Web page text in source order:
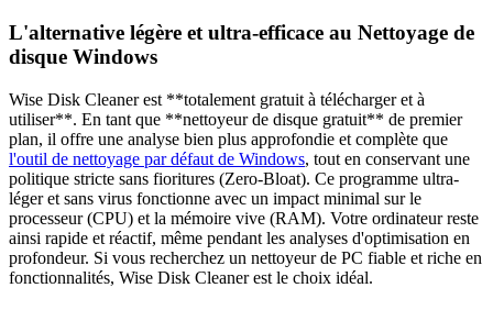
L'alternative légère et ultra-efficace au Nettoyage de
disque Windows
Wise Disk Cleaner est **totalement gratuit à télécharger et à
utiliser**. En tant que **nettoyeur de disque gratuit** de premier
plan, il offre une analyse bien plus approfondie et complète que
l'outil de nettoyage par défaut de Windows, tout en conservant une
politique stricte sans fioritures (Zero-Bloat). Ce programme ultra-
léger et sans virus fonctionne avec un impact minimal sur le
processeur (CPU) et la mémoire vive (RAM). Votre ordinateur reste
ainsi rapide et réactif, même pendant les analyses d'optimisation en
profondeur. Si vous recherchez un nettoyeur de PC fiable et riche en
fonctionnalités, Wise Disk Cleaner est le choix idéal.